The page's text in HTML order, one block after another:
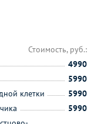
Стоимость, руб.:
4990
5990
клетки
5990
5990